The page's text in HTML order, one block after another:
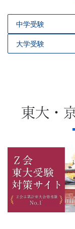
中学受験
大学受験
東大・